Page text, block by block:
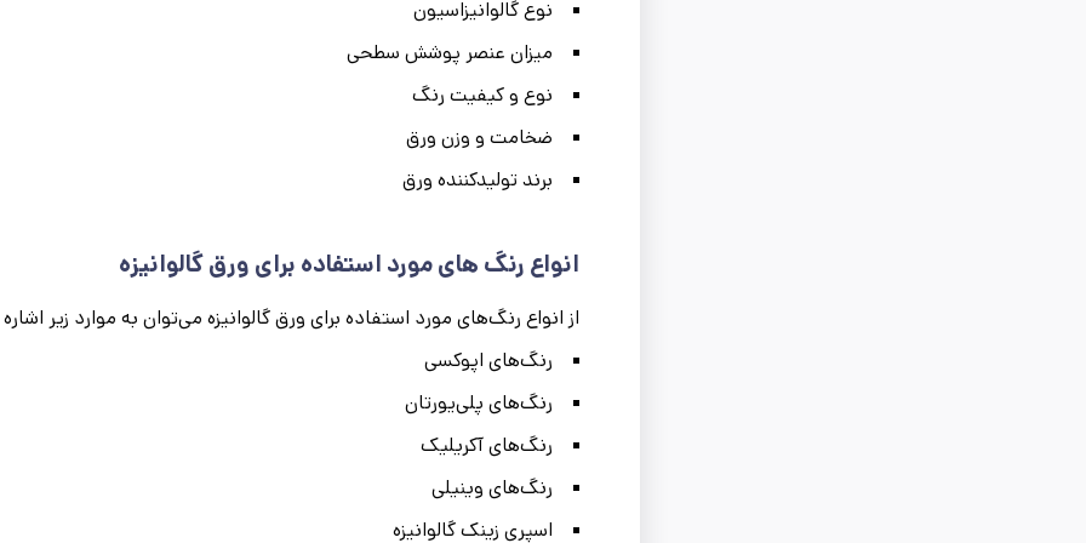
نوع گالوانیزاسیون
میزان عنصر پوشش سطحی
نوع و کیفیت رنگ
ضخامت و وزن ورق
برند تولیدکننده ورق
انواع رنگ‌ های مورد استفاده برای ورق گالوانیزه
از انواع رنگ‌های مورد استفاده برای ورق گالوانیزه می‌توان به موارد زیر
رنگ‌های اپوکسی
رنگ‌های پلی‌یورتان
رنگ‌های آکریلیک
رنگ‌های وینیلی
اسپری زینک گالوانیزه